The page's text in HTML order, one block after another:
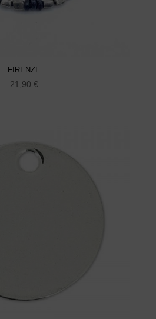
FIRENZE
21,90 €